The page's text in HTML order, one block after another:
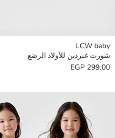
LCW baby
شورت غبردين للأولاد الرضع
299.00 EGP